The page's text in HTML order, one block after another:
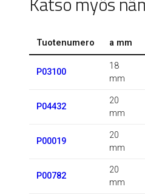
Tuotenumero a mm
P03100
18
mm
P04432
20
mm
P00019
20
mm
P00782
20
mm